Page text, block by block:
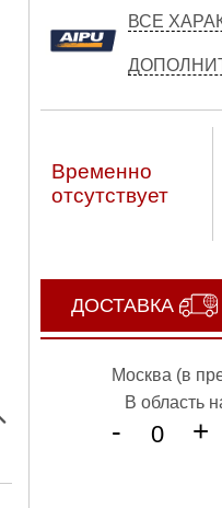
ВСЕ
Временно
отсутствует
ДОСТАВКА
Москва (в
В область
- +